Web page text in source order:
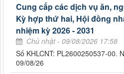
Cung cấp các dịch vụ ăn,
Kỳ hợp thứ hai, Hội đồng
nhiệm kỳ 2026 - 2031
Chủ nhật - 09/08/2026 17:58
Số KHLCNT: PL2600250537-00.
09/08/26